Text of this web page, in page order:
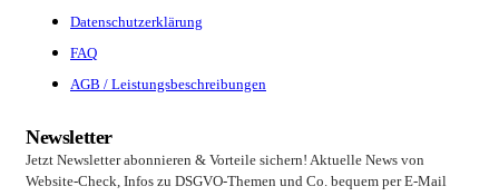
Datenschutzerklärung
FAQ
AGB / Leistungsbeschreibungen
Newsletter
Jetzt Newsletter abonnieren & Vorteile sichern! Aktuelle News von
Website-Check, Infos zu DSGVO-Themen und Co. bequem per E-Mail